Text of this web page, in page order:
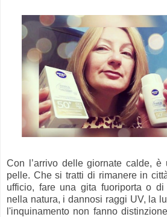
Con l’arrivo delle giornate calde, è
pelle. Che si tratti di rimanere in
ufficio, fare una gita fuoriporta o
nella natura, i dannosi raggi UV, la
l'inquinamento non fanno